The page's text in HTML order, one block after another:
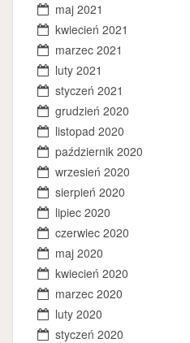
maj 2021
kwiecień 2021
marzec 2021
luty 2021
styczeń 2021
grudzień 2020
listopad 2020
październik 2020
wrzesień 2020
sierpień 2020
lipiec 2020
czerwiec 2020
maj 2020
kwiecień 2020
marzec 2020
luty 2020
styczeń 2020